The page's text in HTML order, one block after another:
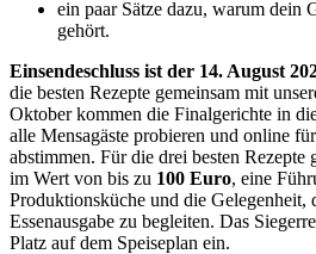
ein paar Sätze dazu, warum dein
gehört.
Einsendeschluss ist der 14. August
die besten Rezepte gemeinsam mit
Oktober kommen die Finalgerichte in
alle Mensagäste probieren und online
abstimmen. Für die drei besten Rezepte
im Wert von bis zu 100 Euro, eine
Produktionsküche und die Gelegenheit,
Essenausgabe zu begleiten. Das
Platz auf dem Speiseplan ein.